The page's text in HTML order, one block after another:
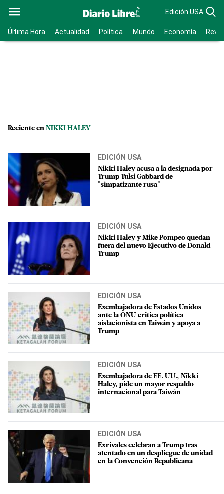
Edición USA
Última Hora Actualidad Política Mundo Economía
Reciente en NIKKI HALEY
EDICIÓN USA
Nikki Haley acusa a la designada por
Trump Tulsi Gabbard de
"simpatizante rusa"
EDICIÓN USA
Nikki Haley y Mike Pompeo quedan
fuera del nuevo Ejecutivo de Donald
Trump
EDICIÓN USA
Exembajadora de Estados Unidos
ante la ONU critica política
aislacionista en Taiwán y apoya a
Trump
EDICIÓN USA
Exembajadora de EE. UU., Nikki
Haley, pide un mayor respaldo
internacional para Taiwán
EDICIÓN USA
Exrivales celebran a Trump tras
atentado en un despliegue de unidad
en la Convención Republicana